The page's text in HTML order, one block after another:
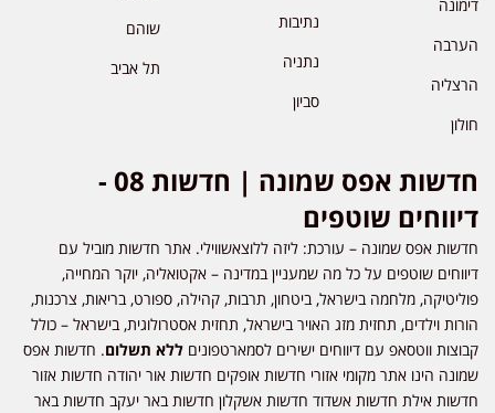
דימונה
הערבה
הרצליה
חולון
נתיבות
נתניה
סביון
שוהם
תל אביב
חדשות אפס שמונה | חדשות 08 -
דיווחים שוטפים
חדשות אפס שמונה – עורכת: ליזה ללוצאשווילי. אתר חדשות מוביל עם
דיווחים שוטפים על כל מה שמעניין במדינה – אקטואליה, יוקר המחייה,
פוליטיקה, מלחמה בישראל, ביטחון, תרבות, קהילה, ספורט, בריאות, צרכנות,
הורות וילדים, תחזית מזג האויר בישראל, תחזית אסטרולוגית, בישראל – כולל
קבוצות ווטסאפ עם דיווחים ישירים לסמארטפונים ללא תשלום. חדשות אפס
שמונה הינו אתר מקומי אזורי חדשות אופקים חדשות אור יהודה חדשות אזור
חדשות אילת חדשות אשדוד חדשות אשקלון חדשות באר יעקב חדשות באר